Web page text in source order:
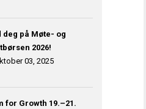
deg på Møte- og
2026!
03, 2025
for Growth 19.–21.